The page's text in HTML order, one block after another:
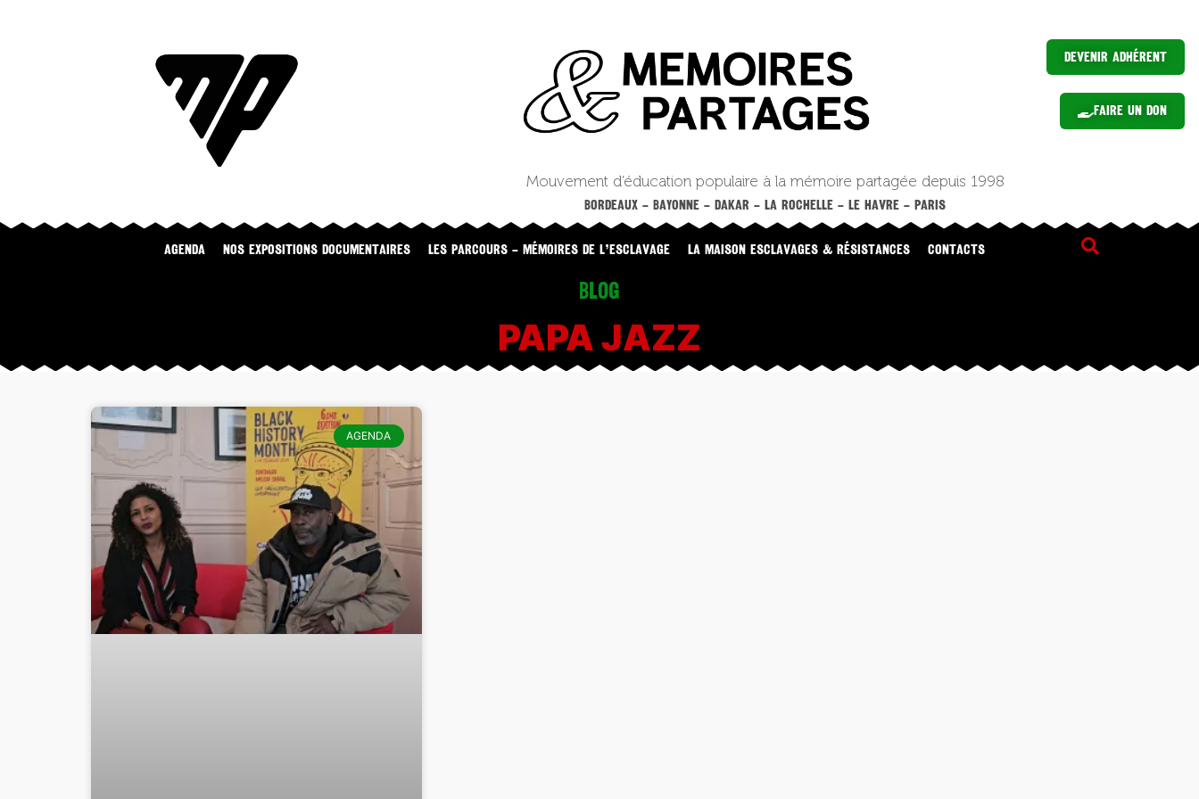
Devenir Adhérent
Faire un Don
Mouvement d’éducation populaire à la mémoire partagée depuis 1998
BORDEAUX – BAYONNE – DAKAR – LA ROCHELLE – LE HAVRE – PARIS
Agenda NOS EXPOSITIONS DOCUMENTAIRES LES PARCOURS – MÉMOIRES DE L’ESCLAVAGE LA MAISON ESCLAVAGES & RÉSISTANCES CONTACTS
Blog
PAPA JAZZ
AGENDA